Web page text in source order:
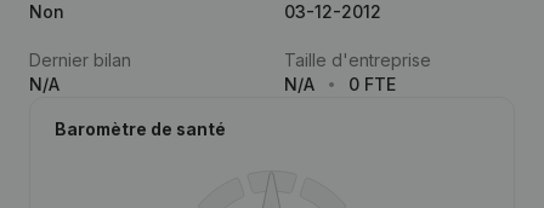
Non
03-12-2012
Dernier bilan
N/A
Taille d'entreprise
N/A
0 FTE
Baromètre de santé